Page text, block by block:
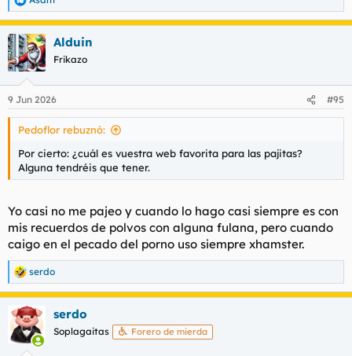
R
e
a
c
c
i
e
s
Alduin
Frikazo
9 Jun 2026 #95
Pedoflor rebuznó:
Por cierto: ¿cuál es vuestra web favorita para las pajitas?
Alguna tendréis que tener.
Yo casi no me pajeo y cuando lo hago casi siempre es con
mis recuerdos de polvos con alguna fulana, pero cuando
caigo en el pecado del porno uso siempre xhamster.
R
e
a
c
c
i
serdo
serdo
Soplagaitas Forero de mierda